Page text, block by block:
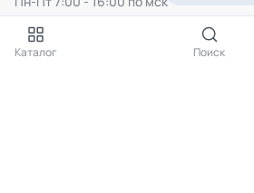
Все категории
Каталог Поиск
Подпишитесь на нашу рассылку